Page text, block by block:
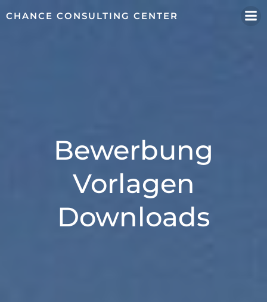
Inhalt
CHANCE CONSULTING CENTER
Bewerbung
Vorlagen
Downloads